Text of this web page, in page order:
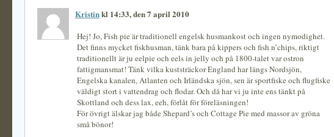
Kristinkl 14:33, den 7 april 2010
Hej! Jo, Fish pie är traditionell engelsk husmankost och ingen nymodighet.
Det finns mycket fiskhusman, tänk bara på kippers och fish n’chips, riktigt
traditionellt är ju eelpie och eels in jelly och på 1800-talet var ostron
fattigmansmat! Tänk vilka kuststräckor England har längs Nordsjön,
Engelska kanalen, Atlanten och Irländska sjön, sen är sportfiske och flugfiske
väldigt stort i vattendrag och flodar. Och då har vi ju inte ens tänkt på
Skottland och dess lax, eeh, förlåt för föreläsningen!
För övrigt älskar jag både Shepard’s och Cottage Pie med massor av gröna
små bönor!